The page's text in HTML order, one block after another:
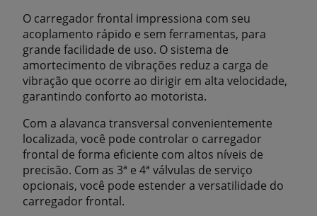
O carregador frontal impressiona com seu
acoplamento rápido e sem ferramentas, para
grande facilidade de uso. O sistema de
amortecimento de vibrações reduz a carga de
vibração que ocorre ao dirigir em alta velocidade,
garantindo conforto ao motorista.
Com a alavanca transversal convenientemente
localizada, você pode controlar o carregador
frontal de forma eficiente com altos níveis de
precisão. Com as 3ª e 4ª válvulas de serviço
opcionais, você pode estender a versatilidade do
carregador frontal.